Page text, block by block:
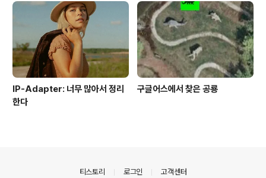
IP-Adapter: 너무 많아서 정리
한다
구글어스에서 찾은 공룡
티스토리 로그인 고객센터